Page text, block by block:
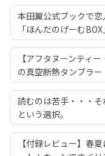
本田翼公式ブックで恋
「ほんだのげーむ
【アフタヌーンティ
の真空断熱タンブラー
読むのは苦手・・・
という選択。
【付録レビュー】春